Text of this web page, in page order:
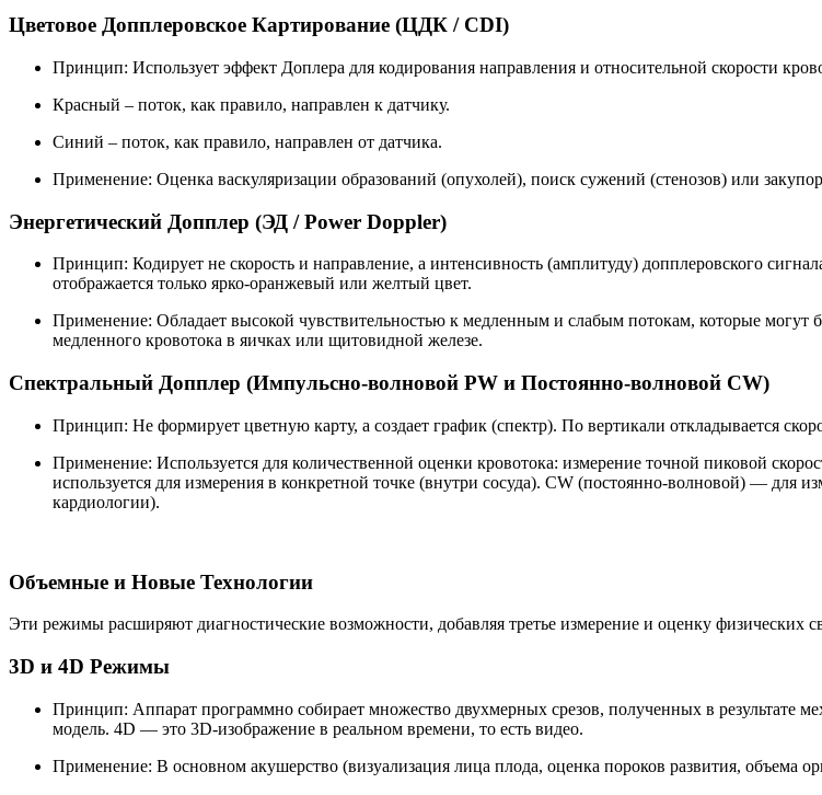
Цветовое Допплеровское Картирование (ЦДК / CDI)
Принцип: Использует эффект Доплера для кодирования направления и относительной скорости
Красный – поток, как правило, направлен к датчику.
Синий – поток, как правило, направлен от датчика.
Применение: Оценка васкуляризации образований (опухолей), поиск сужений (стенозов) или
Энергетический Допплер (ЭД / Power Doppler)
Принцип: Кодирует не скорость и направление, а интенсивность (амплитуду) допплеровского
отображается только ярко-оранжевый или желтый цвет.
Применение: Обладает высокой чувствительностью к медленным и слабым потокам, которые
медленного кровотока в яичках или щитовидной железе.
Спектральный Допплер (Импульсно-волновой PW и Постоянно-волновой CW)
Принцип: Не формирует цветную карту, а создает график (спектр). По вертикали откладывается
Применение: Используется для количественной оценки кровотока: измерение точной пиковой
используется для измерения в конкретной точке (внутри сосуда). CW (постоянно-волновой) — для
кардиологии).
Объемные и Новые Технологии
Эти режимы расширяют диагностические возможности, добавляя третье измерение и оценку физических
3D и 4D Режимы
Принцип: Аппарат программно собирает множество двухмерных срезов, полученных в результате
модель. 4D — это 3D-изображение в реальном времени, то есть видео.
Применение: В основном акушерство (визуализация лица плода, оценка пороков развития, объема